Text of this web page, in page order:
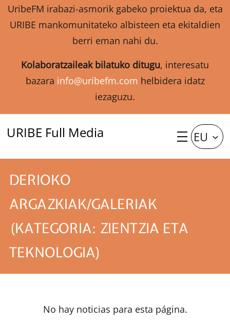
UribeFM irabazi-asmorik gabeko proiektua da, eta
URIBE mankomunitateko albisteen eta ekitaldien
berri eman nahi du.
Kolaboratzaileak bilatuko ditugu, interesatu
bazara info@uribefm.com helbidera idatz
iezaguzu.
URIBE Full Media EU
DERIOKO
ARGAZKIAK/GALERIAK
(KATEGORIA: ZIENTZIA ETA
TEKNOLOGIA)
No hay noticias para esta página.